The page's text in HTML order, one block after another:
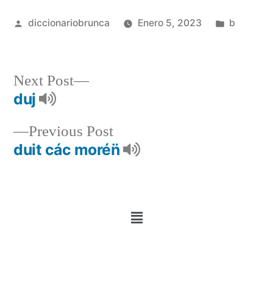
diccionariobrunca Enero 5, 2023 b
Previous Post
duit các morén̈
Next Post
duj